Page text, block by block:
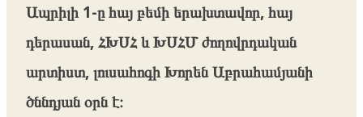
Ապրիլի 1-ը հայ բեմի երախտավոր, հայ
դերասան, ՀԽՍՀ և ԽՍՀՄ ժողովրդական
արտիստ, լուսահոգի Խորեն Աբրահամյանի
ծննդյան օրն է։